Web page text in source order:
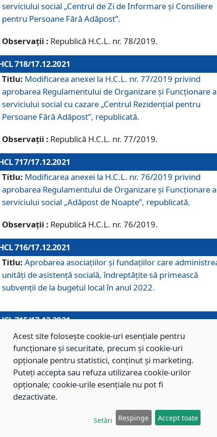
serviciului social „Centrul de Zi de Informare şi Consiliere
pentru Persoane Fără Adăpost”.
Observații : Republică H.C.L. nr. 78/2019.
718/17.12.2021
Titlu: Modificarea anexei la H.C.L. nr. 77/2019 privind
aprobarea Regulamentului de Organizare și Funcționare
serviciului social cu cazare „Centrul Rezidențial pentru
Persoane Fără Adăpost”, republicată.
Observații : Republică H.C.L. nr. 77/2019.
717/17.12.2021
Titlu: Modificarea anexei la H.C.L. nr. 76/2019 privind
aprobarea Regulamentului de Organizare şi Funcționare
serviciului social „Adăpost de Noapte”, republicată.
Observații : Republică H.C.L. nr. 76/2019.
716/17.12.2021
Titlu: Aprobarea asociaţiilor şi fundaţiilor care
unităţi de asistenţă socială, îndreptăţite să primească
subvenţii de la bugetul local în anul 2022.
715/17.12.2021
Titlu: Aprobarea Planului de acţiuni sau lucrări de interes
local pentru anul 2022.
714/17.12.2021
Titlu: Modificarea Anexei la H.C.L. nr. 709/2020 privind
aprobarea Regulamentului de Organizare şi Funcţionare
Direcţiei de Asistenţă Socială Braşov.
Acest site folosește cookie-uri esențiale pentru
funcționare și securitate, precum și cookie-uri
opționale pentru statistici, conținut și marketing.
Puteți accepta sau refuza utilizarea cookie-urilor
opționale; cookie-urile esențiale nu pot fi
dezactivate.
Setări Respinge Accept toate